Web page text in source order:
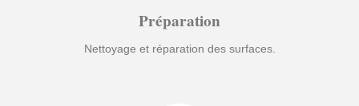
Préparation
Nettoyage et réparation des surfaces.